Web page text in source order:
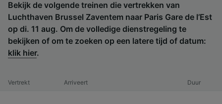
Bekijk de volgende treinen die vertrekken van
Luchthaven Brussel Zaventem naar Paris Gare de l’Est
op di. 11 aug. Om de volledige dienstregeling te
bekijken of om te zoeken op een latere tijd of datum:
klik hier.
Vertrekt Arriveert Duur